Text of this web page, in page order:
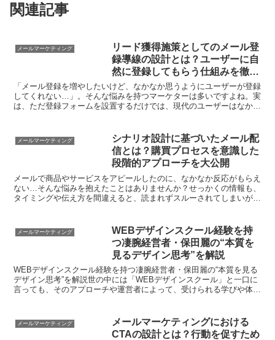
関連記事
メールマーケティング
リード獲得施策としてのメール登
録導線の設計とは？ユーザーに自
然に登録してもらう仕組みを徹底
解説
「メール登録を増やしたいけど、なかなか思うようにユーザーが登録
してくれない…」。そんな悩みを持つマーケターは多いですよね。実
は、ただ登録フォームを設置するだけでは、現代のユーザーはなかな
メールマーケティング
シナリオ設計に基づいたメール配
信とは？購買プロセスを意識した
段階的アプローチを大公開
メールで商品やサービスをアピールしたのに、なかなか反応がもらえ
ない…そんな悩みを抱えたことはありませんか？せっかくの情報も、
タイミングや伝え方を間違えると、読まれずスルーされてしまいがち
メールマーケティング
WEBデザインスクール経験を持
つ凄腕経営者・保田麗の“本質を
見るデザイン思考”を解説
WEBデザインスクール経験を持つ凄腕経営者・保田麗の“本質を見る
デザイン思考”を解説世の中には「WEBデザインスクール」と一口に
言っても、そのアプローチや運営者によって、受けられる学びや体験
メールマーケティング
メールマーケティングにおける
CTAの設計とは？行動を促すため